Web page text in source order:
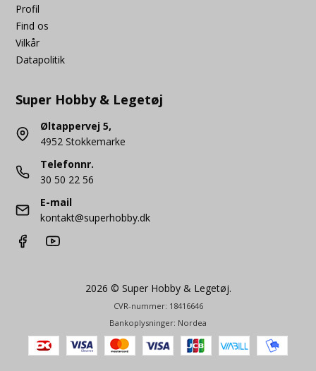
Profil
Find os
Vilkår
Datapolitik
Super Hobby & Legetøj
Øltappervej 5,
4952 Stokkemarke
Telefonnr.
30 50 22 56
E-mail
kontakt@superhobby.dk
2026 © Super Hobby & Legetøj.
CVR-nummer: 18416646
Bankoplysninger: Nordea